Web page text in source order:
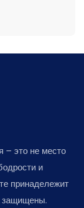
– это не место
и
принадележит
защищены.